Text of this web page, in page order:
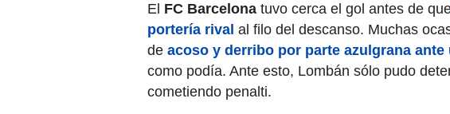
El FC Barcelona tuvo cerca el gol antes de
portería rival al filo del descanso. Muchas
de acoso y derribo por parte azulgrana ante
como podía. Ante esto, Lombán sólo pudo
cometiendo penalti.